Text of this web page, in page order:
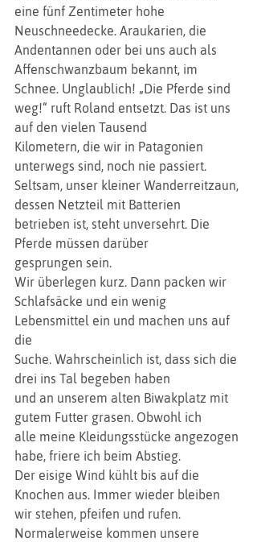
eine fünf Zentimeter hohe
Neuschneedecke. Araukarien, die
Andentannen oder bei uns auch als
Affenschwanzbaum bekannt, im
Schnee. Unglaublich! „Die Pferde sind
weg!“ ruft Roland entsetzt. Das ist uns
auf den vielen Tausend
Kilometern, die wir in Patagonien
unterwegs sind, noch nie passiert.
Seltsam, unser kleiner Wanderreitzaun,
dessen Netzteil mit Batterien
betrieben ist, steht unversehrt. Die
Pferde müssen darüber
gesprungen sein.
Wir überlegen kurz. Dann packen wir
Schlafsäcke und ein wenig
Lebensmittel ein und machen uns auf
die
Suche. Wahrscheinlich ist, dass sich die
drei ins Tal begeben haben
und an unserem alten Biwakplatz mit
gutem Futter grasen. Obwohl ich
alle meine Kleidungsstücke angezogen
habe, friere ich beim Abstieg.
Der eisige Wind kühlt bis auf die
Knochen aus. Immer wieder bleiben
wir stehen, pfeifen und rufen.
Normalerweise kommen unsere